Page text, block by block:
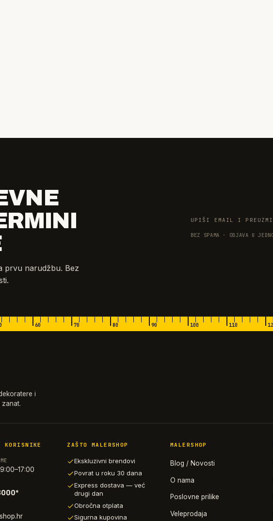
prvu narudžbu. Bez
UPIŠI EMAIL I PREUZMI
BEZ SPAMA · ODJAVA U
60 70 80 90 100 110
i
KORISNIKE ZAŠTO MALERSHOP
Ekskluzivni brendovi
Povrat u roku 30 dana
Express dostava — već
drugi dan
Obročna otplata
Sigurna kupovina
MALERSHOP
Blog / Novosti
O nama
Poslovne prilike
Veleprodaja